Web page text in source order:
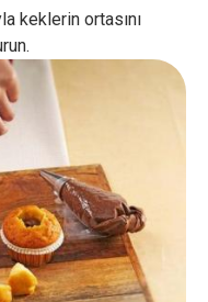
keklerin ortasını